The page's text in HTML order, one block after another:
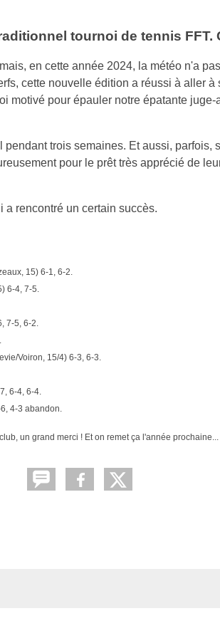
tournoi de tennis
en cette année 2024, la météo n'a
cette nouvelle édition a réussi à aller à
motivé pour épauler notre épatante juge-
trois semaines. Et aussi, parfois,
pour le prêt très apprécié de
a rencontré un certain succès.
15) 6-1, 6-2.
6-4, 7-5.
7-5, 6-2.
Voiron, 15/4) 6-3, 6-3.
6-4, 6-4.
4-3 abandon.
un grand merci ! Et on remet ça l'année